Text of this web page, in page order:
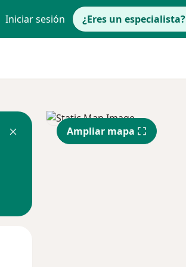
Iniciar sesión ¿Eres un especialista?
Ampliar mapa